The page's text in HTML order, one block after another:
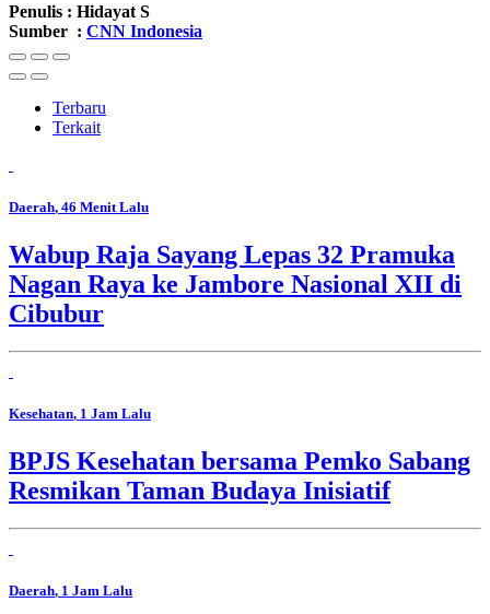
Penulis : Hidayat S
Sumber : CNN Indonesia
Terbaru
Terkait
Daerah, 46 Menit Lalu
Wabup Raja Sayang Lepas 32 Pramuka
Nagan Raya ke Jambore Nasional XII di
Cibubur
Kesehatan, 1 Jam Lalu
BPJS Kesehatan bersama Pemko Sabang
Resmikan Taman Budaya Inisiatif
Daerah, 1 Jam Lalu